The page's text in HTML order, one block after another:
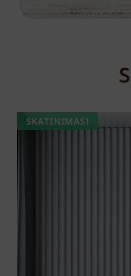
SKATINIMAS!